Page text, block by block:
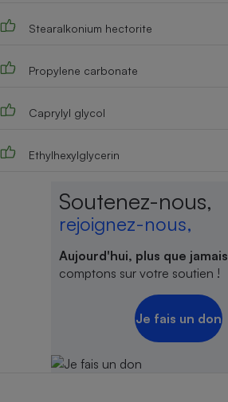
Stearalkonium hectorite
Propylene carbonate
Caprylyl glycol
Ethylhexylglycerin
Soutenez-nous,
rejoignez-nous,
Aujourd'hui, plus que jamais
comptons sur votre soutien !
Je fais un don